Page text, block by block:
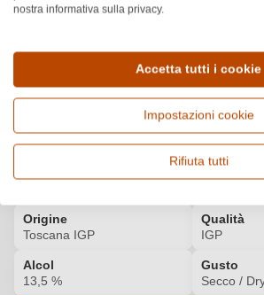
4/5
Dettagli del
Origine
Toscana IGP
Qualità
IGP
Alcol
13,5 %
Gusto
Secco /
nostra informativa sulla privacy.
Accetta tutti i cookie
Impostazioni cookie
Rifiuta tutti